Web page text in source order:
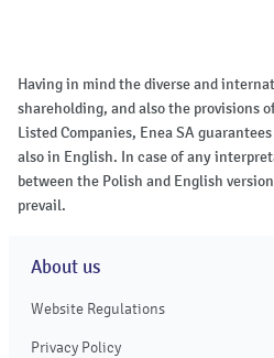
Having in mind the diverse and
shareholding, and also the provisions
Listed Companies, Enea SA
also in English. In case of any
between the Polish and English
prevail.
About us
Website Regulations
Privacy Policy